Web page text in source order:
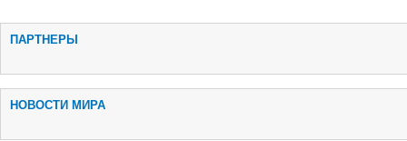
ПАРТНЕРЫ
НОВОСТИ МИРА